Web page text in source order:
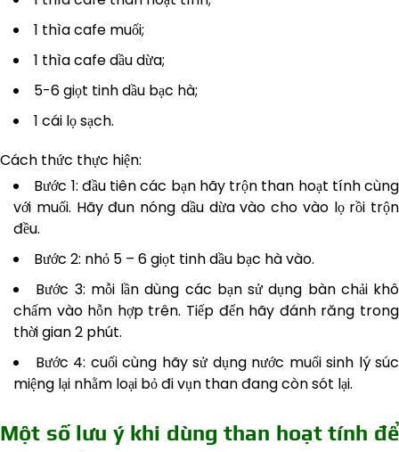
1 thìa cafe muối;
1 thìa cafe dầu dừa;
5-6 giọt tinh dầu bạc hà;
1 cái lọ sạch.
Cách thức thực hiện:
Bước 1: đầu tiên các bạn hãy trộn than hoạt tính cùng
với muối. Hãy đun nóng dầu dừa vào cho vào lọ rồi trộn
đều.
Bước 2: nhỏ 5 – 6 giọt tinh dầu bạc hà vào.
Bước 3: mỗi lần dùng các bạn sử dụng bàn chải khô
chấm vào hỗn hợp trên. Tiếp đến hãy đánh răng trong
thời gian 2 phút.
Bước 4: cuối cùng hãy sử dụng nước muối sinh lý súc
miệng lại nhằm loại bỏ đi vụn than đang còn sót lại.
Một số lưu ý khi dùng than hoạt tính để